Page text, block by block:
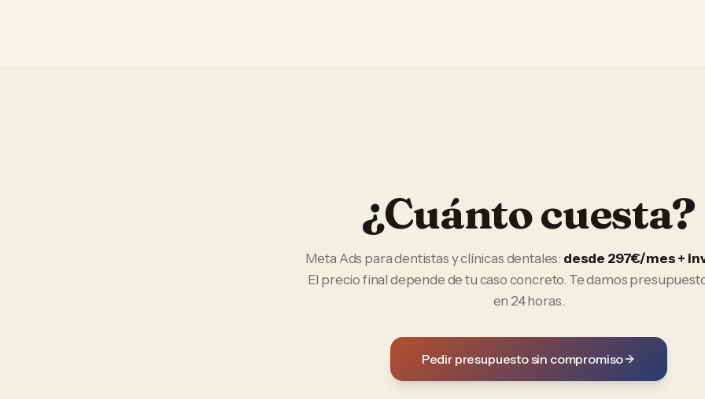
¿Cuánto cuesta?
Meta Ads paradentistas y clínicas dentales: desde 297€/mes +
El precio final depende de tu caso concreto. Te damos
en 24 horas.
Pedir presupuesto sin compromiso